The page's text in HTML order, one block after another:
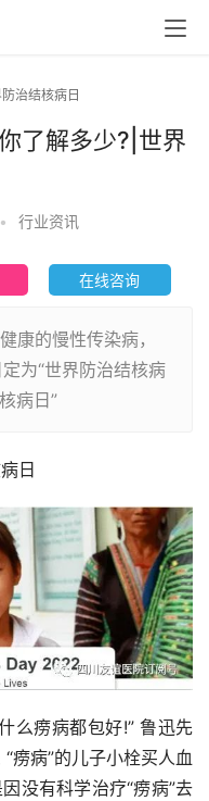
治结核病日
了解多少?|世界
• 行业资讯
在线咨询
康的慢性传染病，
为“世界防治结核病
病日”
日
么痨病都包好!” 鲁迅先
痨病”的儿子小栓买人血
没有科学治疗“痨病”去